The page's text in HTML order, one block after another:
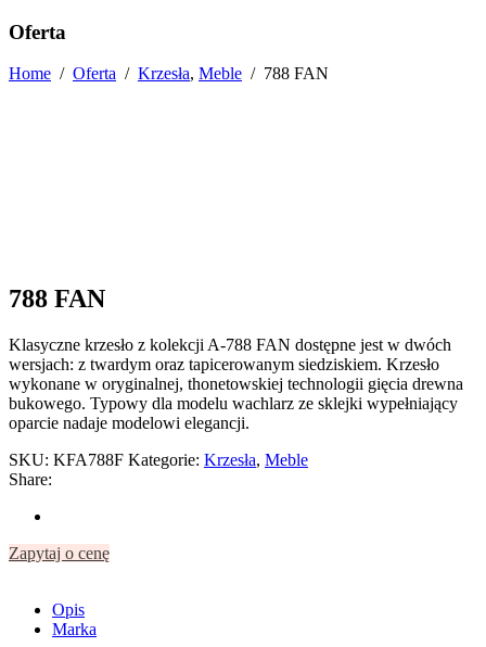
Oferta
Home / Oferta / Krzesła, Meble / 788 FAN
788 FAN
Klasyczne krzesło z kolekcji A-788 FAN dostępne jest w dwóch
wersjach: z twardym oraz tapicerowanym siedziskiem. Krzesło
wykonane w oryginalnej, thonetowskiej technologii gięcia drewna
bukowego. Typowy dla modelu wachlarz ze sklejki wypełniający
oparcie nadaje modelowi elegancji.
SKU: KFA788F Kategorie: Krzesła, Meble
Share:
Zapytaj o cenę
Opis
Marka